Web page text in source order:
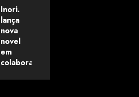
Savanaclaw~”
anunciado
pela
Universo
dos
Livros
Inori.
lança
nova
novel
em
colaboração